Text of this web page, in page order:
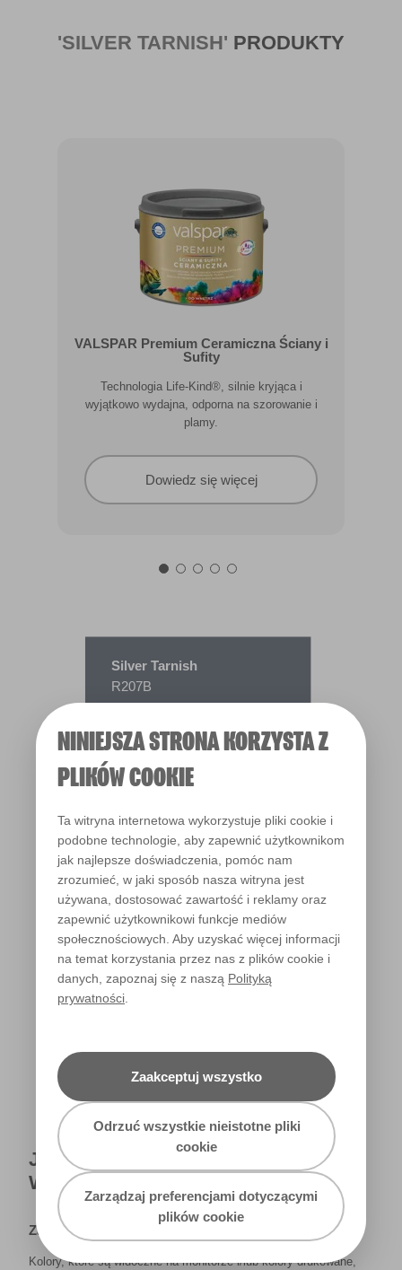
NINIEJSZA STRONA KORZYSTA Z
PLIKÓW COOKIE
Ta witryna internetowa wykorzystuje pliki cookie i
podobne technologie, aby zapewnić użytkownikom
jak najlepsze doświadczenia, pomóc nam
zrozumieć, w jaki sposób nasza witryna jest
używana, dostosować zawartość i reklamy oraz
zapewnić użytkownikowi funkcje mediów
społecznościowych. Aby uzyskać więcej informacji
na temat korzystania przez nas z plików cookie i
danych, zapoznaj się z naszą Polityką
prywatności
Zaakceptuj wszystko
Odrzuć wszystkie nieistotne pliki
cookie
Zarządzaj preferencjami dotyczącymi
plików cookie
'SILVER TARNISH' PRODUKTY
VALSPAR Premium Ceramiczna Ściany i
Sufity
Technologia Life-Kind®, silnie kryjąca i
wyjątkowo wydajna, odporna na szorowanie i
plamy.
Dowiedz się więcej
Silver Tarnish
R207B
JAK NAPRAWDĘ KOLOR BĘDZIE
WYGLĄDAŁ W TWOIM DOMU?
Zastrzeżenie
Kolory, które są widoczne na monitorze i/lub kolory drukowane,